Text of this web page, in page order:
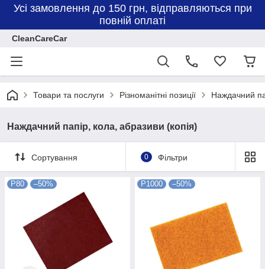
Усі замовлення до 150 грн, відправляються при
повній оплаті
CleanCareCar
Товари та послуги Різноманітні позиції Наждачний
Наждачний папір, кола, абразиви (копія)
Сортування 0 Фільтри
P80 –50% P1000 –50%